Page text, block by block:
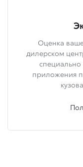
Оценка
дилерском
специально
приложения